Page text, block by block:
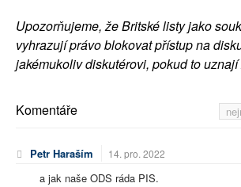
Upozorňujeme, že Britské listy jako
vyhrazují právo blokovat přístup na
jakémukoliv diskutérovi, pokud to
Komentáře
Petr Haraším 14. pro. 2022
a jak naše ODS ráda PIS.